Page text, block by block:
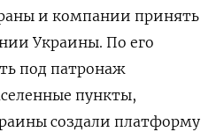
и компании принять
Украины. По его
под патронаж
пункты,
создали платформу